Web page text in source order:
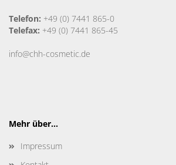
Telefon: +49 (0) 7441 865-0
Telefax: +49 (0) 7441 865-45
info@chh-cosmetic.de
Mehr über...
Impressum